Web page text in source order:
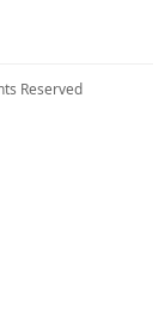
Reserved